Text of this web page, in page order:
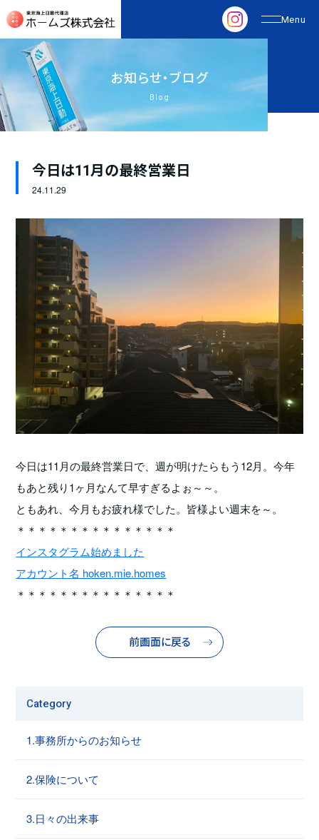
お知らせ・ブログ
Blog
今日は11月の最終営業日
24.11.29
今日は11月の最終営業日で、週が明けたらもう12月。今年
もあと残り1ヶ月なんて早すぎるよぉ～～。
ともあれ、今月もお疲れ様でした。皆様よい週末を～。
＊＊＊＊＊＊＊＊＊＊＊＊＊＊＊
インスタグラム始めました
アカウント名 hoken.mie.homes
＊＊＊＊＊＊＊＊＊＊＊＊＊＊＊
前画面に戻る
Category
1.事務所からのお知らせ
2.保険について
3.日々の出来事